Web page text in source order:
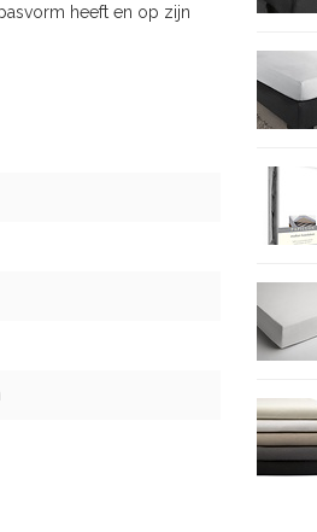
heeft en op zijn